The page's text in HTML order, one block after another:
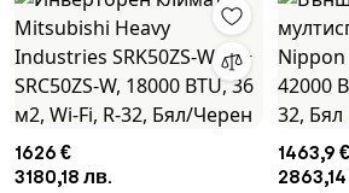
1626 €
3180,18 лв.
1463,9 €